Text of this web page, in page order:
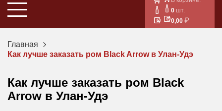
0 шт.
0,00
Главная
Как лучше заказать ром Black Arrow в Улан-Удэ
Как лучше заказать ром Black
Arrow в Улан-Удэ